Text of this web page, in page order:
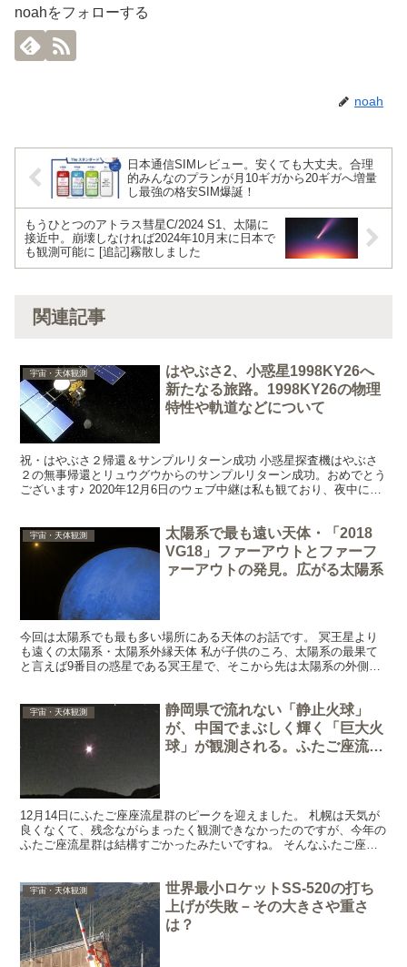
noahをフォローする
noah
日本通信SIMレビュー。安くても大丈夫。合理
的みんなのプランが月10ギガから20ギガへ増量
し最強の格安SIM爆誕！
もうひとつのアトラス彗星C/2024 S1、太陽に
接近中。崩壊しなければ2024年10月末に日本で
も観測可能に [追記]霧散しました
関連記事
宇宙・天体観測
はやぶさ2、小惑星1998KY26へ
新たなる旅路。1998KY26の物理
特性や軌道などについて
祝・はやぶさ２帰還＆サンプルリターン成功 小惑星探査機はやぶさ
２の無事帰還とリュウグウからのサンプルリターン成功。おめでとう
ございます♪ 2020年12月6日のウェブ中継は私も観ており、夜中に一
宇宙・天体観測
太陽系で最も遠い天体・「2018
VG18」ファーアウトとファーフ
ァーアウトの発見。広がる太陽系
今回は太陽系でも最も多い場所にある天体のお話です。 冥王星より
も遠くの太陽系・太陽系外縁天体 私が子供のころ、太陽系の最果て
と言えば9番目の惑星である冥王星で、そこから先は太陽系の外側に
宇宙・天体観測
静岡県で流れない「静止火球」
が、中国でまぶしく輝く「巨大火
球」が観測される。ふたご座流星
12月14日にふたご座座流星群のピークを迎えました。 札幌は天気が
良くなくて、残念ながらまったく観測できなかったのですが、今年の
ふたご座流星群は結構すごかったみたいですね。 そんなふたご座流
宇宙・天体観測
世界最小ロケットSS-520の打ち
上げが失敗－その大きさや重さ
は？